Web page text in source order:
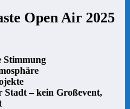
Open Air 2025
Stimmung
– kein Großevent,